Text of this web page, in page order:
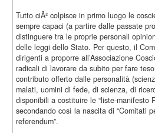
Tutto ciÃ² colpisce in primo luogo le
sempre capaci (a partire dalle passate
distinguere tra le proprie personali
delle leggi dello Stato. Per questo, il
dirigenti a proporre all’Associazione
radicali di lavorare da subito per fare
contributo offerto dalle personalità
malati, uomini di fede, di scienza, di
disponibili a costituire le “liste-manifesto
secondando così la nascita di “Comitati
referendum”.